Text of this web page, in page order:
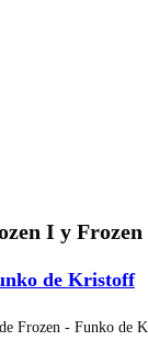
I y
de Kristoff